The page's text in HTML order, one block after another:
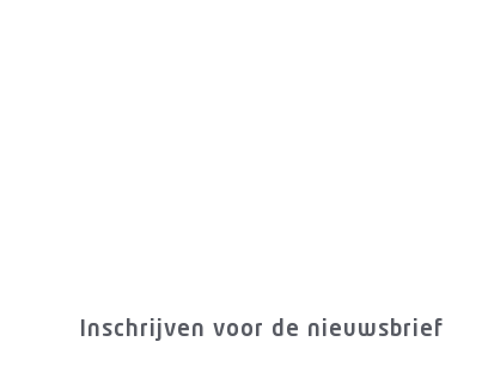
Inschrijven voor de nieuwsbrief